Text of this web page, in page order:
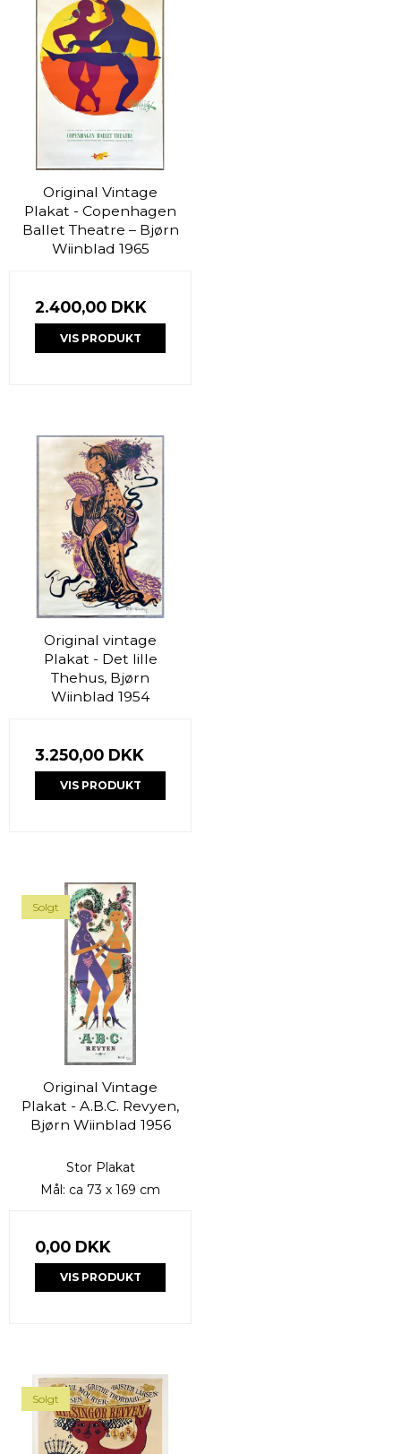
Original Vintage
Plakat - Copenhagen
Ballet Theatre – Bjørn
Wiinblad 1965
2.400,00 DKK
VIS PRODUKT
Original vintage
Plakat - Det lille
Thehus, Bjørn
Wiinblad 1954
3.250,00 DKK
VIS PRODUKT
Solgt
Original Vintage
Plakat - A.B.C. Revyen,
Bjørn Wiinblad 1956
Stor Plakat
Mål: ca 73 x 169 cm
0,00 DKK
VIS PRODUKT
Solgt